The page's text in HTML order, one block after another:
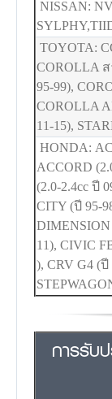
NISSAN:
TOYOTA:
COROLLA
95-99),
COROLLA
11-15),
HONDA:
ACCORD
(2.0-2.4cc ปี
CITY (ปี 95-
DIMENSION
11), CIVIC
), CRV G4 (ปี
การรับ